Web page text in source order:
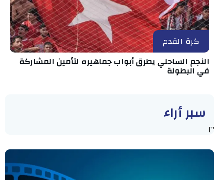
كرة القدم
النجم الساحلي يطرق أبواب جماهيره لتأمين المشاركة
في البطولة
سبر أراء
"]